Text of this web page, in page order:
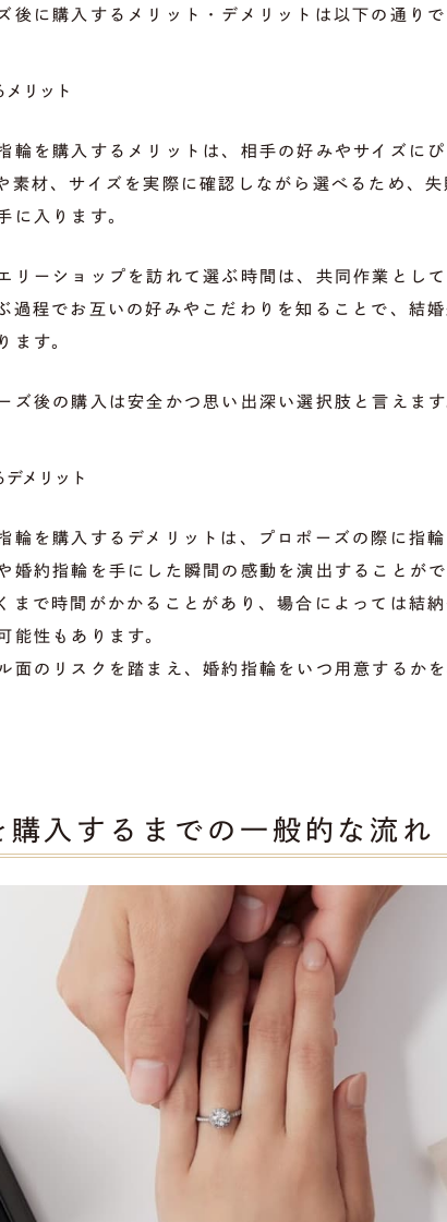
後に購入するメリット・デメリットは以下の通りで
メリット
輪を購入するメリットは、相手の好みやサイズに
素材、サイズを実際に確認しながら選べるため、
に入ります。
リーショップを訪れて選ぶ時間は、共同作業とし
過程でお互いの好みやこだわりを知ることで、結
ます。
ズ後の購入は安全かつ思い出深い選択肢と言えます
デメリット
輪を購入するデメリットは、プロポーズの際に指
婚約指輪を手にした瞬間の感動を演出することが
まで時間がかかることがあり、場合によっては結
能性もあります。
面のリスクを踏まえ、婚約指輪をいつ用意するか
購入するまでの一般的な流れ